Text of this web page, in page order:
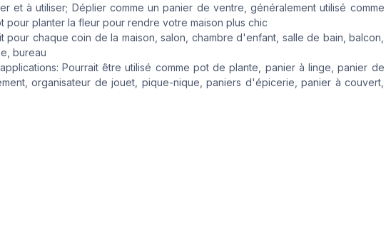
et à utiliser; Déplier comme un panier de ventre, généralement utilisé comme
pour planter la fleur pour rendre votre maison plus chic
pour chaque coin de la maison, salon, chambre d'enfant, salle de bain, balcon,
bureau
Pourrait être utilisé comme pot de plante, panier à linge, panier de
organisateur de jouet, pique-nique, paniers d'épicerie, panier à couvert,